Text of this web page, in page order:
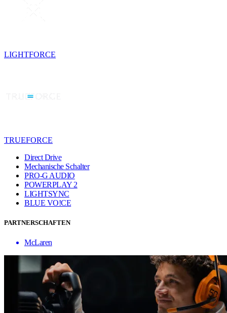
LIGHTFORCE
TRUEFORCE
Direct Drive
Mechanische Schalter
PRO-G AUDIO
POWERPLAY 2
LIGHTSYNC
BLUE VO!CE
PARTNERSCHAFTEN
McLaren